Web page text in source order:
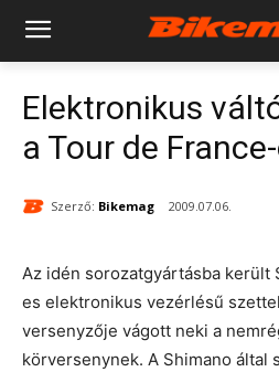
Elektronikus
a Tour de
Szerző: Bikemag 2009.07.06.
Az idén sorozatgyártásba került
es elektronikus vezérlésű
versenyzője vágott neki a
körversenynek. A Shimano által